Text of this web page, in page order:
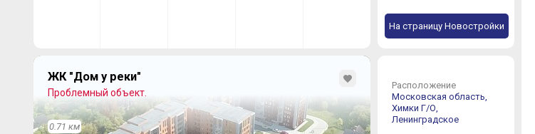
На страницу Новостройки
ЖК "Дом у реки"
Проблемный объект.
0.71 км
Расположение
Московская область,
Химки Г/О,
Ленинградское